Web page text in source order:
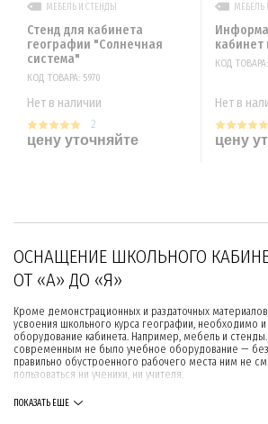
МЕБЕЛЬ И СТЕНДЫ
Стенд для кабинета
географии "Солнечная
система"
КОД ТОВАРА: 5970
Нет в наличии
2
цену уточняйте
МЕБЕЛЬ
кабинет
КОД ТОВАРА:
Нет в
цену
ОСНАЩЕНИЕ ШКОЛЬНОГО
ОТ «А» ДО «Я»
Кроме демонстрационных и раздаточных
усвоения школьного курса географии, необходимо
оборудование кабинета. Например, мебель и
современным не было учебное оборудование —
правильно обустроенного рабочего места ним не
пользоваться ни ученики, ни учителя.
КАК ВЫБРАТЬ МЕБЕЛЬ ДЛЯ
ПОКАЗАТЬ ЕЩЕ